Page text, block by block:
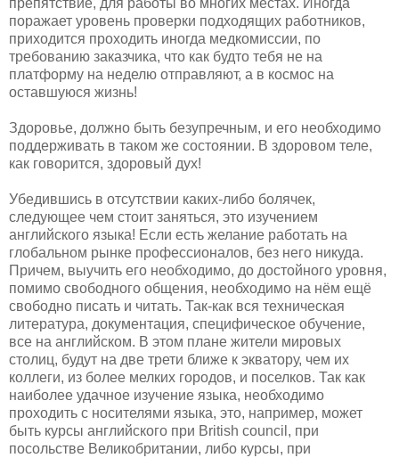
поражает уровень проверки подходящих работников,
приходится проходить иногда медкомиссии, по
требованию заказчика, что как будто тебя не на
платформу на неделю отправляют, а в космос на
оставшуюся жизнь!
Здоровье, должно быть безупречным, и его необходимо
поддерживать в таком же состоянии. В здоровом теле,
как говорится, здоровый дух!
Убедившись в отсутствии каких-либо болячек,
следующее чем стоит заняться, это изучением
английского языка! Если есть желание работать на
глобальном рынке профессионалов, без него никуда.
Причем, выучить его необходимо, до достойного уровня,
помимо свободного общения, необходимо на нём ещё
свободно писать и читать. Так-как вся техническая
литература, документация, специфическое обучение,
все на английском. В этом плане жители мировых
столиц, будут на две трети ближе к экватору, чем их
коллеги, из более мелких городов, и поселков. Так как
наиболее удачное изучение языка, необходимо
проходить с носителями языка, это, например, может
быть курсы английского при British council, при
посольстве Великобритании, либо курсы, при